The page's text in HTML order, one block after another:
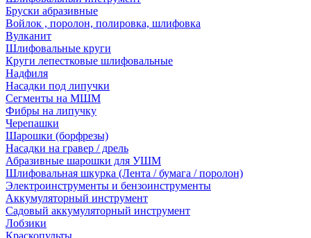
Бруски абразивные
Войлок , поролон, полировка, шлифовка
Вулканит
Шлифовальные круги
Круги лепестковые шлифовальные
Надфиля
Насадки под липучки
Сегменты на МШМ
Фибры на липучку
Черепашки
Шарошки (борфрезы)
Насадки на гравер / дрель
Абразивные шарошки для УШМ
Шлифовальная шкурка (Лента / бумага / поролон)
Электроинструменты и бензоинструменты
Аккумуляторный инструмент
Садовый аккумуляторный инструмент
Лобзики
Краскопульты